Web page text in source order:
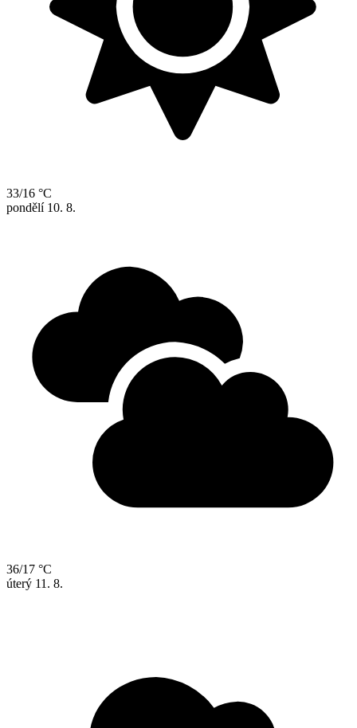
33/16 °C
pondělí 10. 8.
36/17 °C
úterý 11. 8.